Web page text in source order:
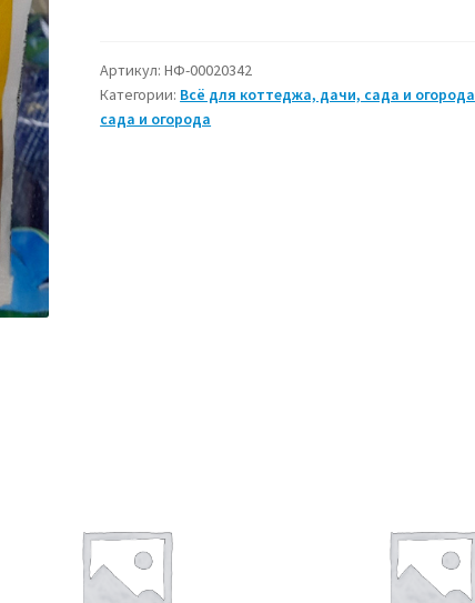
сорняков
Стриж
45
Артикул:НФ-00020342
Категории: Всё для коттеджа, дачи, сада и огорода
сада и огорода